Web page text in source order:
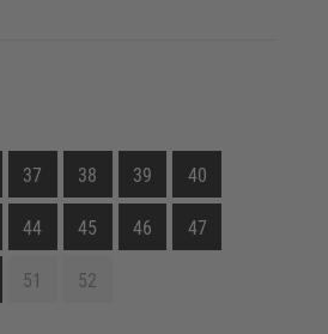
37 38 39 40
44 45 46 47
51 52